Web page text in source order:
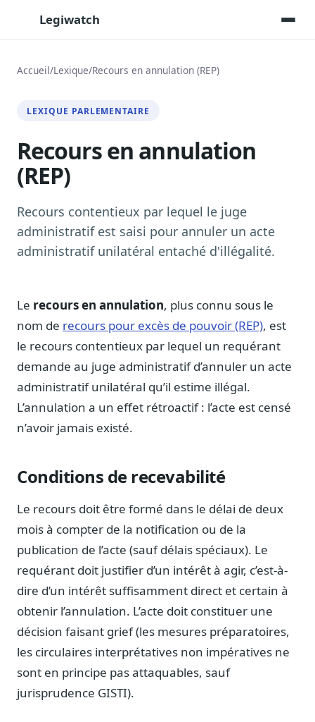
Legiwatch
Posez vos questions, réponses sourcées
Toutes les séances AN/Sénat transcrites
Synthèses IA
Veille des matinales radio
9 interviews politiques, analysées avant 10 h
Exports & livrables
Notes, briefings, tableaux de bord
Fiches parlementaires
Parcours, mandats, prises de position
Registre HATVP
Cartographier l'influence sur un dossier
Affaires publiques
Affaires réglementaires
JO, décrets, conseil des ministres, AAI
Fédérations & plaidoyer
ONG, syndicats, ordres, associations
Préparez vos interventions et amendements
Veille en temps réel, embeds pour vos contenus
Chercheurs
Données exhaustives pour vos travaux académiques
Accueil/Lexique/Recours en annulation (REP)
LEXIQUE PARLEMENTAIRE
Recours en annulation
(REP)
Recours contentieux par lequel le juge
administratif est saisi pour annuler un acte
administratif unilatéral entaché d'illégalité.
Le recours en annulation, plus connu sous le
nom de recours pour excès de pouvoir (REP), est
le recours contentieux par lequel un requérant
demande au juge administratif d’annuler un acte
administratif unilatéral qu’il estime illégal.
L’annulation a un effet rétroactif : l’acte est censé
n’avoir jamais existé.
Conditions de recevabilité
Le recours doit être formé dans le délai de deux
mois à compter de la notification ou de la
publication de l’acte (sauf délais spéciaux). Le
requérant doit justifier d’un intérêt à agir, c’est-à-
dire d’un intérêt suffisamment direct et certain à
obtenir l’annulation. L’acte doit constituer une
décision faisant grief (les mesures préparatoires,
les circulaires interprétatives non impératives ne
sont en principe pas attaquables, sauf
jurisprudence GISTI).